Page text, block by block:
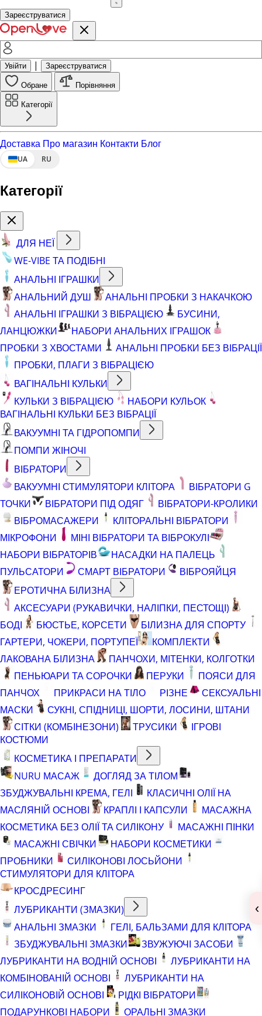
Зареєструватися
Увійти | Зареєструватися
Обране Порівняння
Категорії
Доставка Про магазин Контакти Блог
UA RU
Категорії
ДЛЯ НЕЇ
WE-VIBE ТА ПОДІБНІ
АНАЛЬНІ ІГРАШКИ
АНАЛЬНИЙ ДУШ
АНАЛЬНІ ПРОБКИ З НАКАЧКОЮ
АНАЛЬНІ ІГРАШКИ З ВІБРАЦІЄЮ
БУСИНИ,
ЛАНЦЮЖКИ
НАБОРИ АНАЛЬНИХ ІГРАШОК
ПРОБКИ З ХВОСТАМИ
АНАЛЬНІ ПРОБКИ БЕЗ ВІБРАЦІЇ
ПРОБКИ, ПЛАГИ З ВІБРАЦІЄЮ
ВАГІНАЛЬНІ КУЛЬКИ
КУЛЬКИ З ВІБРАЦІЄЮ
НАБОРИ КУЛЬОК
ВАГІНАЛЬНІ КУЛЬКИ БЕЗ ВІБРАЦІЇ
ВАКУУМНІ ТА ГІДРОПОМПИ
ПОМПИ ЖІНОЧІ
ВІБРАТОРИ
ВАКУУМНІ СТИМУЛЯТОРИ КЛІТОРА
ВІБРАТОРИ G
ТОЧКИ
ВІБРАТОРИ ПІД ОДЯГ
ВІБРАТОРИ-КРОЛИКИ
ВІБРОМАСАЖЕРИ
КЛІТОРАЛЬНІ ВІБРАТОРИ
МІКРОФОНИ
МІНІ ВІБРАТОРИ ТА ВІБРОКУЛІ
НАБОРИ ВІБРАТОРІВ
НАСАДКИ НА ПАЛЕЦЬ
ПУЛЬСАТОРИ
СМАРТ ВІБРАТОРИ
ВІБРОЯЙЦЯ
ЕРОТИЧНА БІЛИЗНА
АКСЕСУАРИ (РУКАВИЧКИ, НАЛІПКИ, ПЕСТОЩІ)
БОДІ
БЮСТЬЕ, КОРСЕТИ
БІЛИЗНА ДЛЯ СПОРТУ
ГАРТЕРИ, ЧОКЕРИ, ПОРТУПЕЇ
КОМПЛЕКТИ
ЛАКОВАНА БІЛИЗНА
ПАНЧОХИ, МІТЕНКИ, КОЛГОТКИ
ПЕНЬЮАРИ ТА СОРОЧКИ
ПЕРУКИ
ПОЯСИ ДЛЯ
ПАНЧОХ
ПРИКРАСИ НА ТІЛО РІЗНЕ
СЕКСУАЛЬНІ
МАСКИ
СУКНІ, СПІДНИЦІ, ШОРТИ, ЛОСИНИ, ШТАНИ
СІТКИ (КОМБІНЕЗОНИ)
ТРУСИКИ
ІГРОВІ
КОСТЮМИ
КОСМЕТИКА І ПРЕПАРАТИ
NURU МАСАЖ
ДОГЛЯД ЗА ТІЛОМ
ЗБУДЖУВАЛЬНІ КРЕМА, ГЕЛІ
КЛАСИЧНІ ОЛІЇ НА
МАСЛЯНІЙ ОСНОВІ
КРАПЛІ І КАПСУЛИ
МАСАЖНА
КОСМЕТИКА БЕЗ ОЛІЇ ТА СИЛІКОНУ
МАСАЖНІ ПІНКИ
МАСАЖНІ СВІЧКИ
НАБОРИ КОСМЕТИКИ
ПРОБНИКИ
СИЛІКОНОВІ ЛОСЬЙОНИ
СТИМУЛЯТОРИ ДЛЯ КЛІТОРА
КРОСДРЕСИНГ
ЛУБРИКАНТИ (ЗМАЗКИ)
АНАЛЬНІ ЗМАЗКИ
ГЕЛІ, БАЛЬЗАМИ ДЛЯ КЛІТОРА
ЗБУДЖУВАЛЬНІ ЗМАЗКИ
ЗВУЖУЮЧІ ЗАСОБИ
ЛУБРИКАНТИ НА ВОДНІЙ ОСНОВІ
ЛУБРИКАНТИ НА
КОМБІНОВАНІЙ ОСНОВІ
ЛУБРИКАНТИ НА
СИЛІКОНОВІЙ ОСНОВІ
РІДКІ ВІБРАТОРИ
ПОДАРУНКОВІ НАБОРИ
ОРАЛЬНІ ЗМАЗКИ
‹